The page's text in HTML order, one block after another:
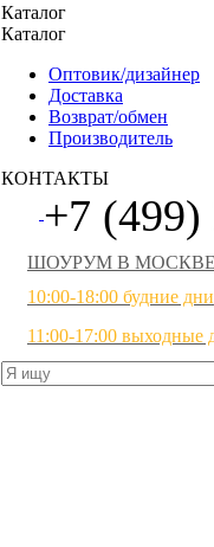
Каталог
Каталог
Оптовик/дизайнер
Доставка
Возврат/обмен
Производитель
КОНТАКТЫ
+7 (499)
ШОУРУМ В МОСКВЕ
10:00-18:00 будние дни
11:00-17:00 выходные